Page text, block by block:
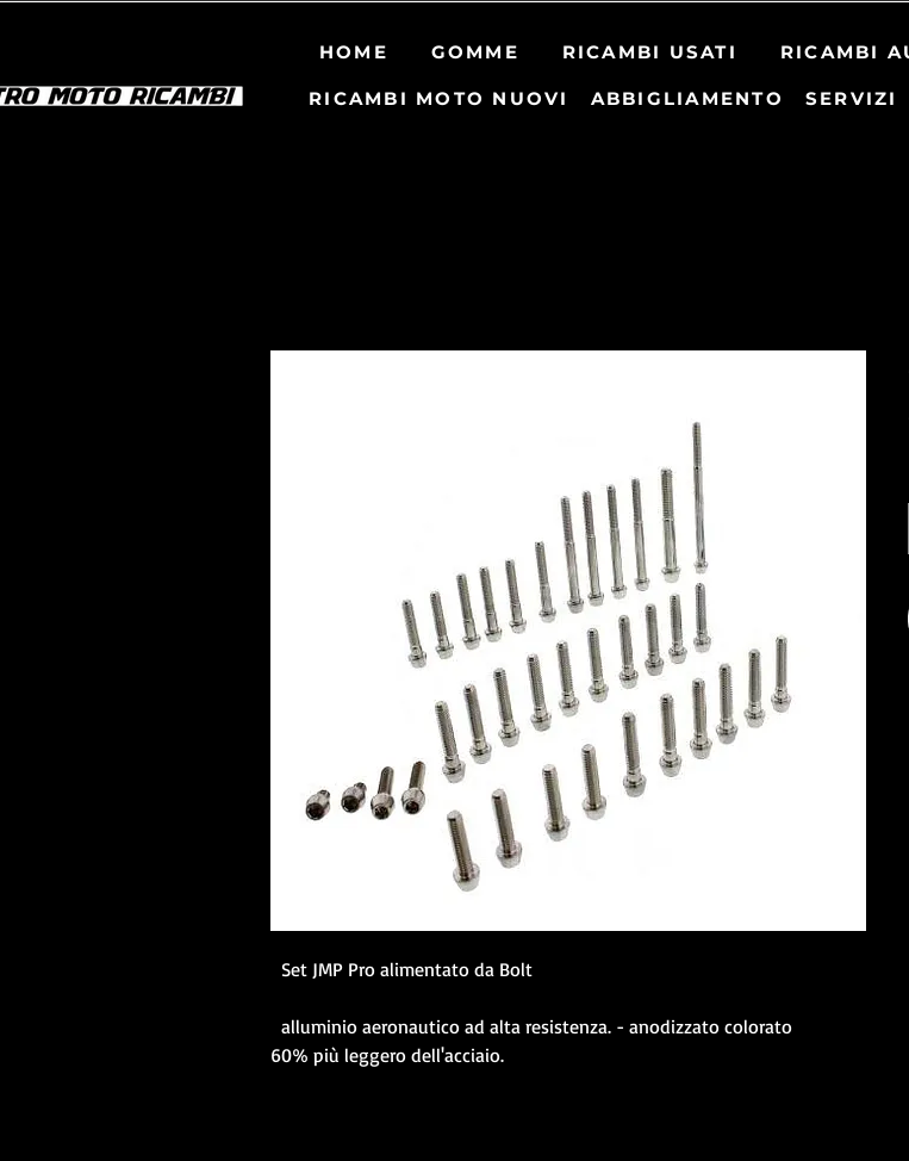
HOME GOMME RICAMBI USATI RICAMBI
RICAMBI MOTO NUOVI ABBIGLIAMENTO SERVIZI
Set JMP Pro alimentato da Bolt
alluminio aeronautico ad alta resistenza. - anodizzato colorato
60% più leggero dell'acciaio.